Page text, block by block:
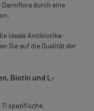
durch eine
ideale Antibiotika-
Sie auf die Qualität der
Biotin und L-
spezifische,